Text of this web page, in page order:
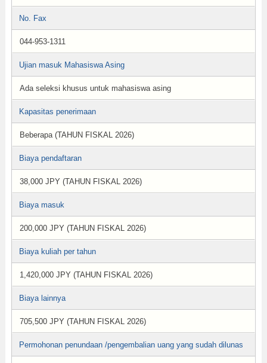
No. Fax
044-953-1311
Ujian masuk Mahasiswa Asing
Ada seleksi khusus untuk mahasiswa asing
Kapasitas penerimaan
Beberapa (TAHUN FISKAL 2026)
Biaya pendaftaran
38,000 JPY (TAHUN FISKAL 2026)
Biaya masuk
200,000 JPY (TAHUN FISKAL 2026)
Biaya kuliah per tahun
1,420,000 JPY (TAHUN FISKAL 2026)
Biaya lainnya
705,500 JPY (TAHUN FISKAL 2026)
Permohonan penundaan /pengembalian uang yang sudah dilunas